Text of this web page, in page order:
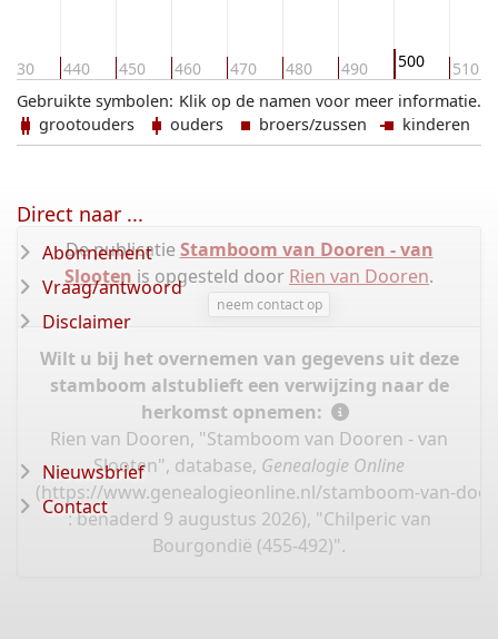
430 440 450 460 470 480 490 500 510
Klik op de namen voor meer informatie.
Gebruikte symbolen:
grootouders
ouders broers/zussen kinderen
De publicatie Stamboom van Dooren - van
Slooten is opgesteld door Rien van Dooren.
neem contact op
Wilt u bij het overnemen van gegevens uit deze
stamboom alstublieft een verwijzing naar de
herkomst opnemen:
Rien van Dooren, "Stamboom van Dooren - van
Slooten", database, Genealogie Online
(https://www.genealogieonline.nl/stamboom-van-
: benaderd 9 augustus 2026), "Chilperic van
Bourgondië (455-492)".
Direct naar ...
Abonnement
Vraag/antwoord
Disclaimer
Nieuwsbrief
Contact